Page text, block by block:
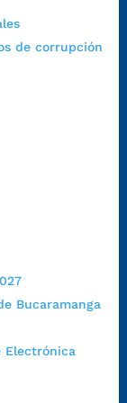
de corrupción
Bucaramanga
Electrónica